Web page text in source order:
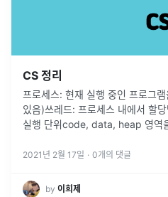
CS 정리
프로세스: 현재 실행 중인 프로그
있음)쓰레드: 프로세스 내에서 할
실행 단위code, data, heap 영역
2021년 2월 17일 · 0개의 댓글
by 이희제